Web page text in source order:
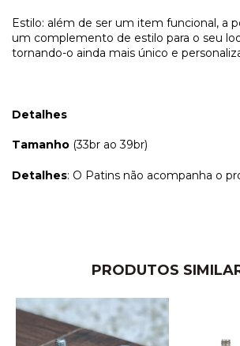
Estilo: além de ser um item funcional, a
um complemento de estilo para o seu
tornando-o ainda mais único e
Detalhes
Tamanho (33br ao 39br)
Detalhes: O Patins não acompanha o
PRODUTOS